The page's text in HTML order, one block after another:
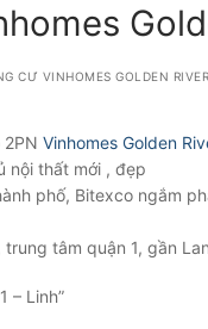
CƯ VINHOMES GOLDEN
2PN Vinhomes Golden
nội thất mới , đẹp
phố, Bitexco ngắm
trung tâm quận 1, gần
– Linh”